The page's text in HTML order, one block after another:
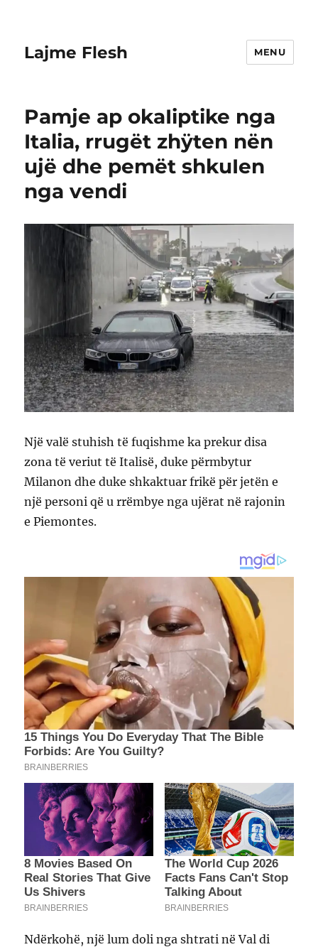
Lajme Flesh MENU
Pamje ap okaIiptike nga
Italia, rrugët zhÿten nën
ujë dhe pemët shkuIen
nga vendi
Një valë stuhish të fuqishme ka prekur disa
zona të veriut të Italisë, duke përmbytur
Milanon dhe duke shkaktuar frikë për jetën e
një personi që u rrëmbye nga ujërat në rajonin
e Piemontes.
Ndërkohë, një lum doli nga shtrati në Val di